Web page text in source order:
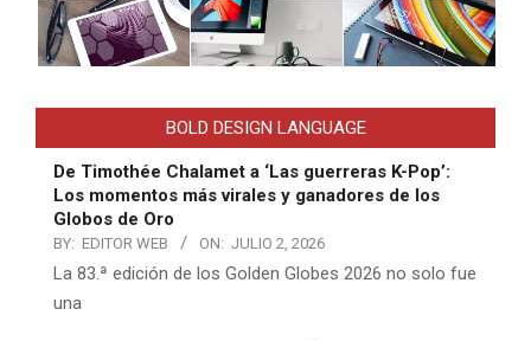
BOLD DESIGN LANGUAGE
De Timothée Chalamet a ‘Las guerreras K-Pop’:
Los momentos más virales y ganadores de los
Globos de Oro
BY: EDITOR WEB ON: JULIO 2, 2026
La 83.ª edición de los Golden Globes 2026 no solo fue
una